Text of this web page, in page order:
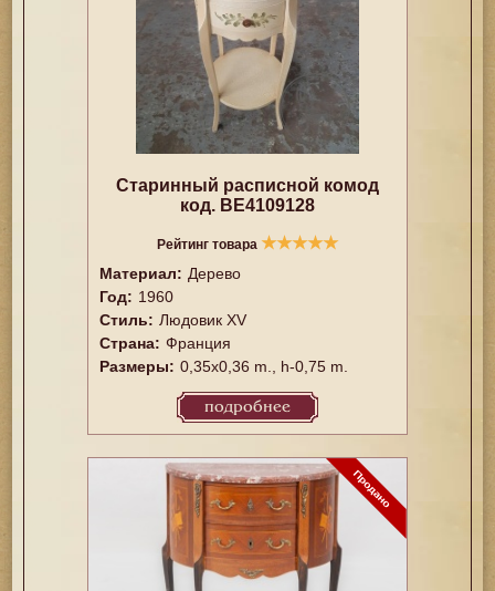
Старинный расписной комод
код. BE4109128
Рейтинг товара ★★★★★
Материал: Дерево
Год: 1960
Стиль: Людовик XV
Страна: Франция
Размеры: 0,35x0,36 m., h-0,75 m.
подробнее